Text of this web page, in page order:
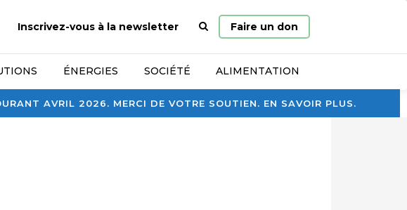
AVRIL 2026. MERCI DE VOTRE SOUTIEN. EN SAVOIR PLUS.
Inscrivez-vous à la newsletter
Page
d’accueil
Faire un don
ÉNERGIES SOCIÉTÉ ALIMENTATION